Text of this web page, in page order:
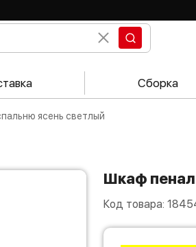
Сборка
ясень светлый
Шкаф
Код товара: